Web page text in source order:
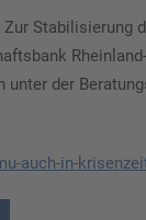
Stabilisierung
der
auch-in-